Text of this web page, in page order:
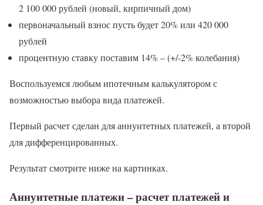
2 100 000 рублей (новый, кирпичный дом)
первоначальный взнос пусть будет 20% или 420 000
рублей
процентную ставку поставим 14% – (+/-2% колебания)
Воспользуемся любым ипотечным калькулятором с
возможностью выбора вида платежей.
Первый расчет сделан для аннуитетных платежей, а второй
для дифференцированных.
Результат смотрите ниже на картинках.
Аннуитетные платежи – расчет платежей и